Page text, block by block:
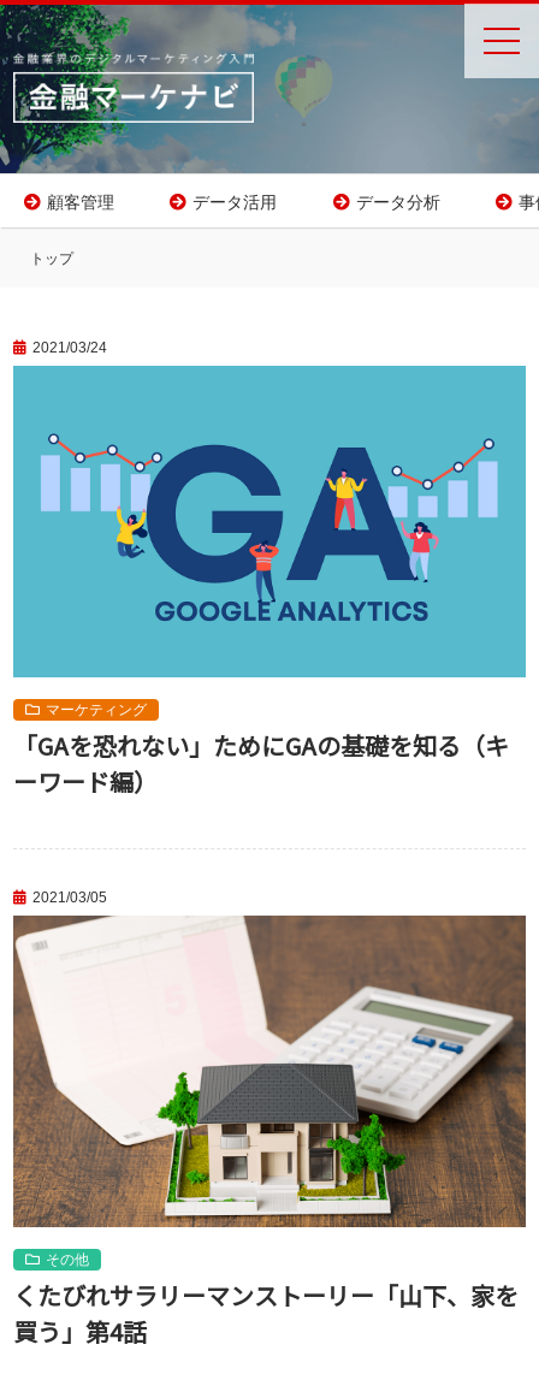
顧客管理 データ活用 データ分析 事
トップ
2021/03/24
マーケティング
「GAを恐れない」ためにGAの基礎を知る（キ
ーワード編）
2021/03/05
その他
くたびれサラリーマンストーリー「山下、家を
買う」第4話